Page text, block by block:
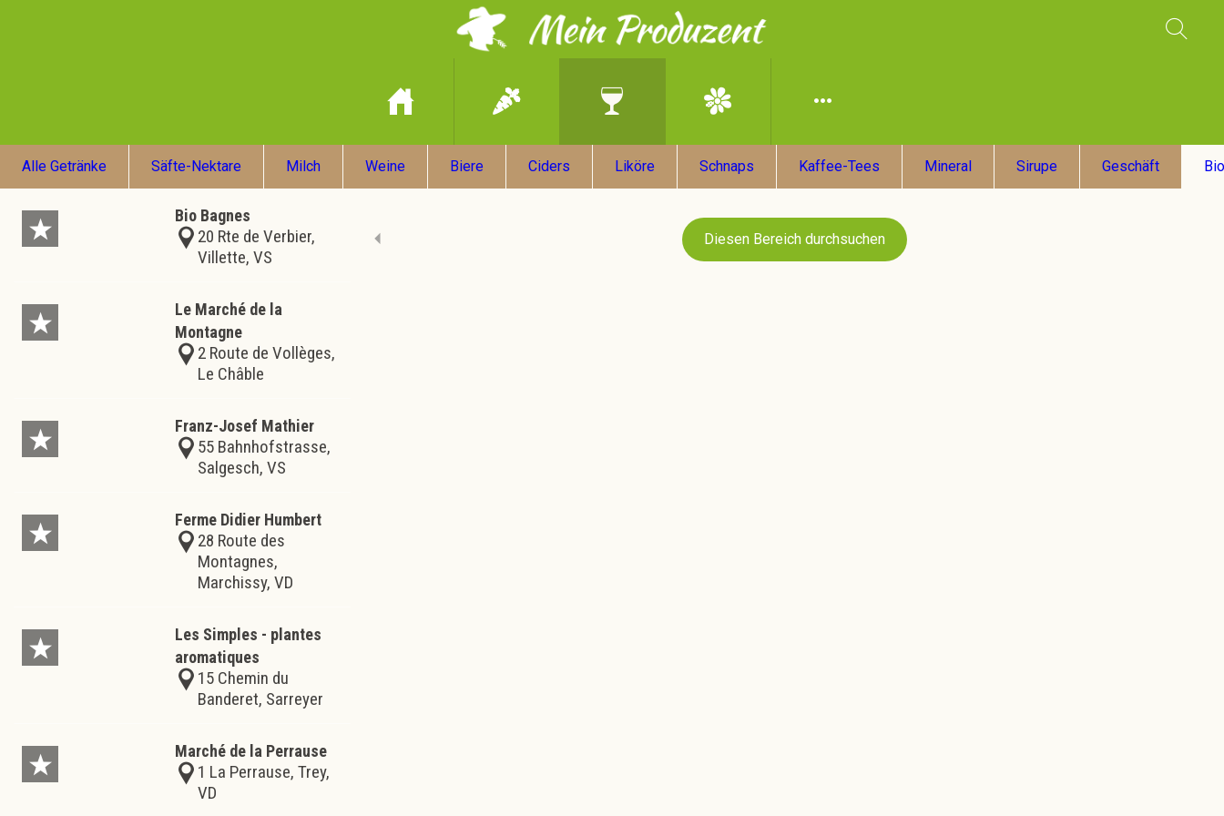
Alle Getränke Säfte-Nektare Milch Weine Biere Ciders Liköre Schnaps Kaffee-Tees Mineral Sirupe Geschäft Bio
Bio Bagnes
20 Rte de Verbier,
Villette, VS
Le Marché de la
Montagne
2 Route de Vollèges,
Le Châble
Franz-Josef Mathier
55 Bahnhofstrasse,
Salgesch, VS
Ferme Didier Humbert
28 Route des
Montagnes,
Marchissy, VD
Les Simples - plantes
aromatiques
15 Chemin du
Banderet, Sarreyer
Marché de la Perrause
1 La Perrause, Trey,
VD
Diesen Bereich durchsuchen